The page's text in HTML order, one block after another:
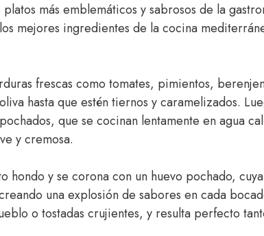
más emblemáticos y sabrosos de la
mejores ingredientes de la cocina
frescas como tomates, pimientos,
hasta que estén tiernos y caramelizados.
que se cocinan lentamente en agua
y cremosa.
hondo y se corona con un huevo pochado,
una explosión de sabores en cada
o tostadas crujientes, y resulta perfecto